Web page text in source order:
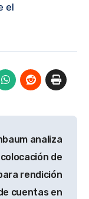
el
analiza
de
rendición
cuentas en